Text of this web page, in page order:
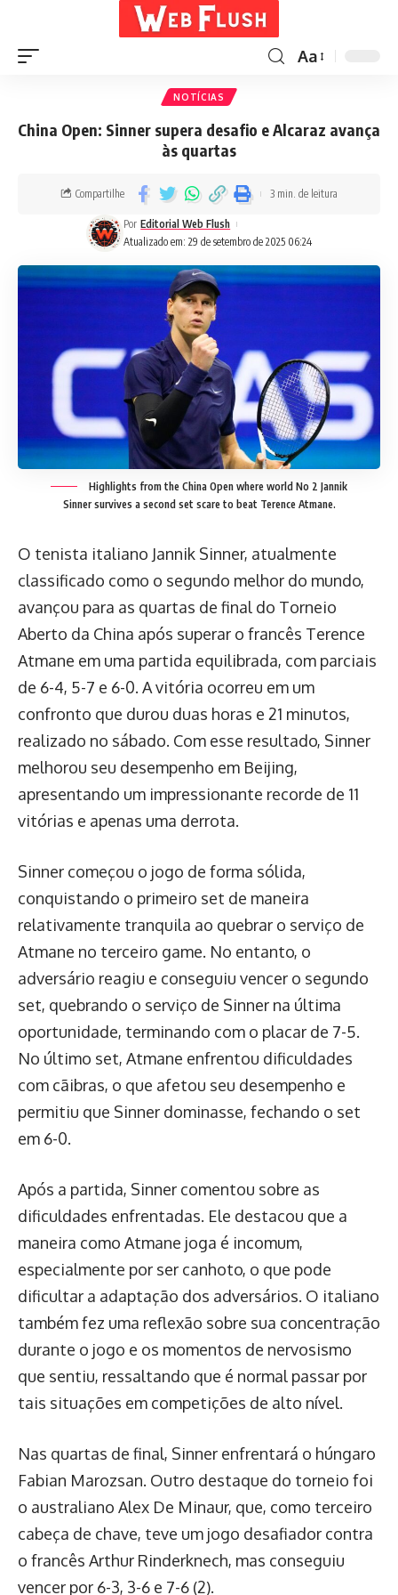
Aa
NOTÍCIAS
China Open: Sinner supera desafio e Alcaraz avança
às quartas
Atualizado em: 29 de setembro de 2025 06:24
Por Editorial Web Flush
Compartilhe 3 min. de leitura
Highlights from the China Open where world No 2 Jannik
Sinner survives a second set scare to beat Terence Atmane.
O tenista italiano Jannik Sinner, atualmente
classificado como o segundo melhor do mundo,
avançou para as quartas de final do Torneio
Aberto da China após superar o francês Terence
Atmane em uma partida equilibrada, com parciais
de 6-4, 5-7 e 6-0. A vitória ocorreu em um
confronto que durou duas horas e 21 minutos,
realizado no sábado. Com esse resultado, Sinner
melhorou seu desempenho em Beijing,
apresentando um impressionante recorde de 11
vitórias e apenas uma derrota.
Sinner começou o jogo de forma sólida,
conquistando o primeiro set de maneira
relativamente tranquila ao quebrar o serviço de
Atmane no terceiro game. No entanto, o
adversário reagiu e conseguiu vencer o segundo
set, quebrando o serviço de Sinner na última
oportunidade, terminando com o placar de 7-5.
No último set, Atmane enfrentou dificuldades
com cãibras, o que afetou seu desempenho e
permitiu que Sinner dominasse, fechando o set
em 6-0.
Após a partida, Sinner comentou sobre as
dificuldades enfrentadas. Ele destacou que a
maneira como Atmane joga é incomum,
especialmente por ser canhoto, o que pode
dificultar a adaptação dos adversários. O italiano
também fez uma reflexão sobre sua concentração
durante o jogo e os momentos de nervosismo
que sentiu, ressaltando que é normal passar por
tais situações em competições de alto nível.
Nas quartas de final, Sinner enfrentará o húngaro
Fabian Marozsan. Outro destaque do torneio foi
o australiano Alex De Minaur, que, como terceiro
cabeça de chave, teve um jogo desafiador contra
o francês Arthur Rinderknech, mas conseguiu
vencer por 6-3, 3-6 e 7-6 (2).